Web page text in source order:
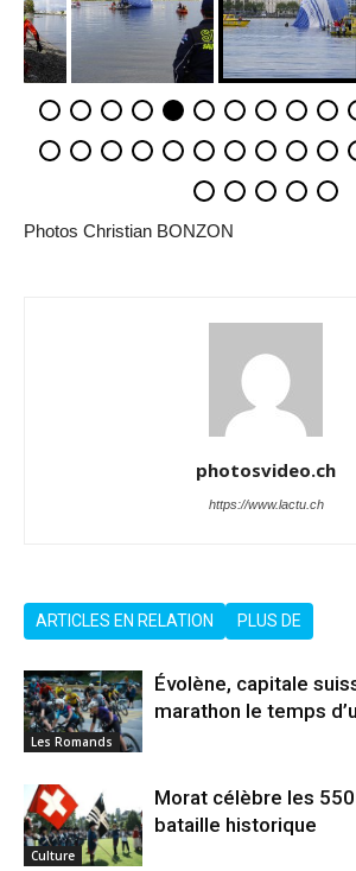
Photos Christian BONZON
photosvideo.ch
https://www.lactu.ch
ARTICLES EN RELATION PLUS DE
Les Romands
Évolène, capitale
marathon le temps
Culture
Morat célèbre les
bataille historique